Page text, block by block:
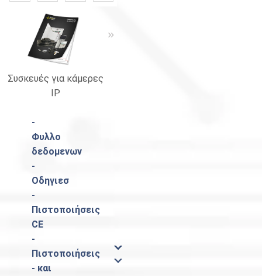
Συσκευές για κάμερες
IP
»
-
Φυλλο
δεδομενων
-
Οδηγιεσ
-
Πιστοποιήσεις
CE
-
Πιστοποιήσεις
- και